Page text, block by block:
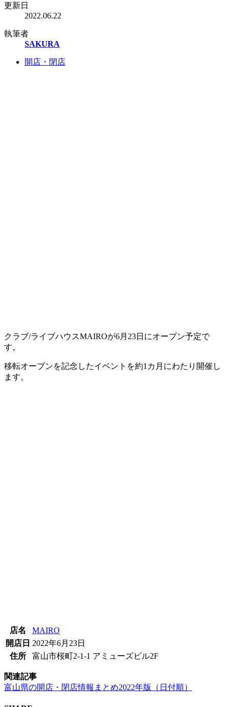
更新日
2022.06.22
執筆者
SAKURA
開店・閉店
クラブ/ライブハウスMAIROが6月23日にオープン予定で
す。
移転オープンを記念したイベントを約1カ月にわたり開催し
ます。
店名
MAIRO
開店日 2022年6月23日
住所
富山市桜町2-1-1 アミューズビル2F
関連記事
富山県の開店・閉店情報まとめ2022年版（日付順）